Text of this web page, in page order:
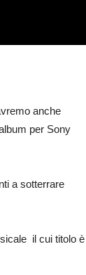
anche
per Sony
a sotterrare
il cui titolo è